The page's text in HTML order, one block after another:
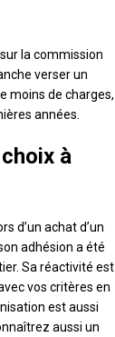
la commission
verser un
moins de charges,
années.
à
d’un achat d’un
adhésion a été
Sa réactivité est
vos critères en
est aussi
aussi un